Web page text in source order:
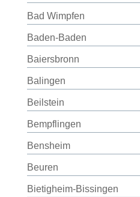
Bad Wimpfen
Baden-Baden
Baiersbronn
Balingen
Beilstein
Bempflingen
Bensheim
Beuren
Bietigheim-Bissingen